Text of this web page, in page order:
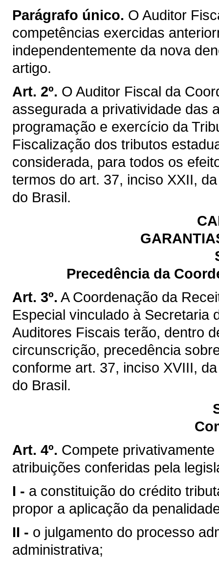
Parágrafo único. O Auditor
competências exercidas
independentemente da nova
artigo.
Art. 2º. O Auditor Fiscal da
assegurada a privatividade das
programação e exercício da
Fiscalização dos tributos
considerada, para todos os
termos do art. 37, inciso XXII,
do Brasil.
Precedência da
Art. 3º. A Coordenação da
Especial vinculado à Secretaria
Auditores Fiscais terão, dentro
circunscrição, precedência
conforme art. 37, inciso XVIII,
do Brasil.
Art. 4º. Compete
atribuições conferidas pela
I - a constituição do crédito
propor a aplicação da
II - o julgamento do processo
administrativa;